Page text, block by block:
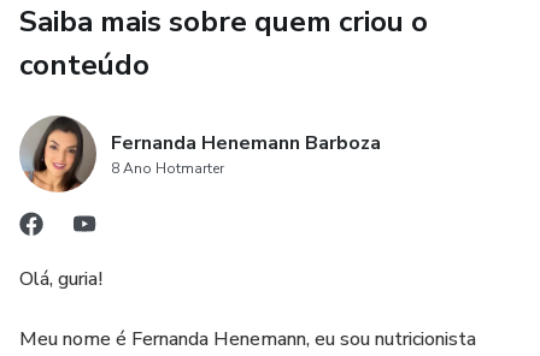
Saiba mais sobre quem criou o
conteúdo
Fernanda Henemann Barboza
8 Ano Hotmarter
Olá, guria!
Meu nome é Fernanda Henemann, eu sou nutricionista